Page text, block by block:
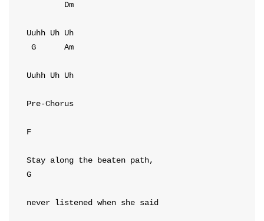
Dm
G
Am
Uuhh Uh Uh
Pre-Chorus
F
G
never listened when she said